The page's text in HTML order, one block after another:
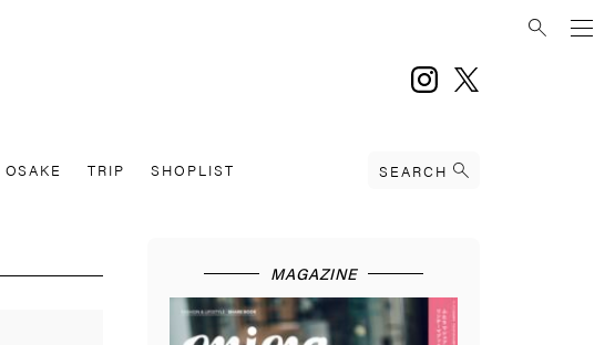
instagram
OSAKE TRIP SHOPLIST SEARCH
MAGAZINE